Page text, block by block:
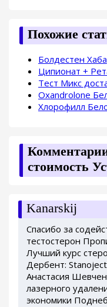
Похожие
Болдестен
Ципионат +
Тест Микс
Oxandrolone
Хлорофилл
стоимость
Kanarskij
Спасибо за
тестостерон
Лучший курс
Дербент:
Анастасия
лазерного
экономики